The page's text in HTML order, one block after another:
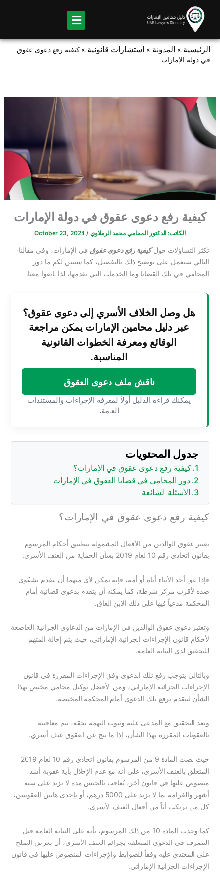
content
الرئيسية » المدونة » استشارات قانونية » كيفية رفع دعوى عقوق
في دولة الإمارات
كيفية رفع دعوى عقوق في دولة الإمارات
الكاتب: الدكتور المحامي محمد الرملاوي /
October 23, 2024
تكثر التساؤلات حولكيفية رفع دعوى عقوق في الإمارات، وفي مقالنا
التالي سنعمل على توضيح ذلك بالتفصيل، كما سنبين لكم ما دور
المحامي في تلك القضايا وما الخدمات التي يقدمها، لذا تابعوا معنا.
هل وصل الخلاف الأسري إلى دعوى عقوق؟
عبر دليل محامين الإمارات يمكن مراجعة
الوقائع ومعرفة الخطوات القانونية
المناسبة.
ناقش ملف دعوى العقوق
يمكنك قراءة الدليل أولاً لمعرفة الإجراءات والمستندات
العامة.
جدول المحتويات
كيفية رفع دعوى عقوق في الإمارات؟
دور المحامي في قضايا العقوق في الإمارات
الأسئلة الشائعة
كيفية رفع دعوى عقوق في الإمارات؟
يعتبر عقوق الوالدين من الأفعال المشمولة بتطبيق أحكام المرسوم
بقانون اتحادي رقم 10 لعام 2019 بشأن الحماية من العنف الأسري.
فإذا عق أحد الأبناء أباه أو أمه، فإنه يمكن لأي منهما أن يتقدم بشكوى
ضده لأقرب مركز شرطة، كما يمكنه أن يتقدم بدعوى قضائية أمام
المحكمة مدعياً فيها على ذلك الابن العاق.
وتعتبر دعوى عقوق الوالدين في الإمارات من الدعاوى الجزائية الخاضعة
لأحكام قانون الإجراءات الجزائية الإماراتي، حيث يتم إحالة المتهم
للتحقيق لدى النيابة العامة.
وبالتالي يتوجب رفع تلك الدعوى وفق الإجراءات المقررة في قانون
الإجراءات الجزائية الإماراتي، ومن الأفضل توكيل محامي مختص بهذا
الشأن ليتقدم برفع تلك الدعوى أمام المحكمة المختصة.
وبعد التحقيق مع المدعى عليه وثبوت التهمة بحقه، يتم معاقبته
بالعقوبات المقررة بهذا الشأن، إذا ما نتج عن العقوق عنف أسري.
حيث نصت المادة 9 من المرسوم بقانون اتحادي رقم 10 لعام 2019
المتعلق بالعنف الأسري، على أنه مع عدم الإخلال بأية عقوبة أشد
منصوص عليها في قانون آخر، يُعاقب بالحبس مدة لا تزيد على ستة
أشهر والغرامة بما لا يزيد على 5000 درهم، أو بإحدى هاتين العقوبتين،
كل من يرتكب أياً من أفعال العنف الأسري.
كما وجدت المادة 10 من ذلك المرسوم، بأنه على النيابة العامة قبل
التصرف في الدعوى المتعلقة بجرائم العنف الأسري، أن تعرض الصلح
على المعتدى عليه وفقاً للضوابط والإجراءات المنصوص عليها في قانون
الإجراءات الجزائية الإماراتي.